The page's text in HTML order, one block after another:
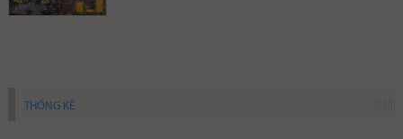
THỐNG KÊ